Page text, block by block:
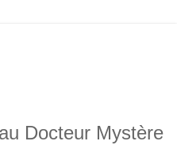
Docteur Mystère